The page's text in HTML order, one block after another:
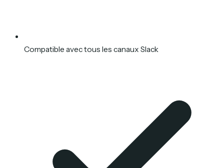
Compatible avec tous les canaux Slack